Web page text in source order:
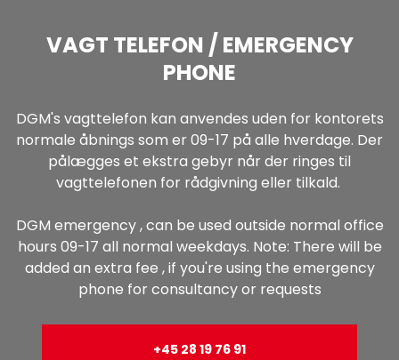
VAGT TELEFON / EMERGENCY
PHONE
DGM's vagttelefon kan anvendes uden for kontorets
normale åbnings som er 09-17 på alle hverdage. Der
pålægges et ekstra gebyr når der ringes til
vagttelefonen for rådgivning eller tilkald. ​
DGM emergency , can be used outside normal office
hours 09-17 all normal weekdays. Note: There will be
added an extra fee , if you're using the emergency
phone for consultancy or requests
+45 28 19 76 91